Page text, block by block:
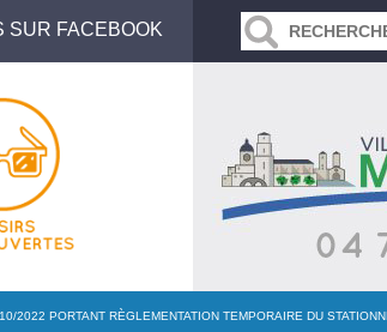
SUR FACEBOOK
2022 PORTANT RÈGLEMENTATION TEMPORAIRE DU